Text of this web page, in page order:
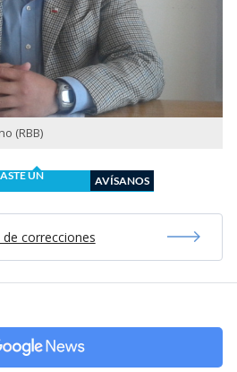
(RBB)
UN
AVÍSANOS
correcciones